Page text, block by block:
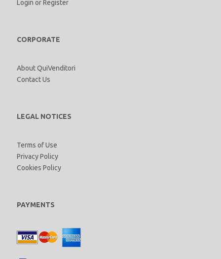
Login orRegister
CORPORATE
About QuiVenditori
Contact Us
LEGAL NOTICES
Terms of Use
Privacy Policy
Cookies Policy
PAYMENTS